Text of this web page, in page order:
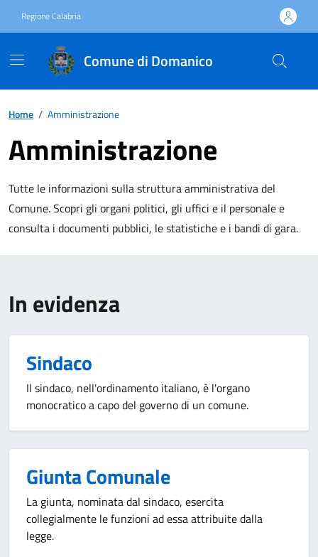
Regione Calabria
Comune di Domanico
Home / Amministrazione
Amministrazione
Tutte le informazioni sulla struttura amministrativa del
Comune. Scopri gli organi politici, gli uffici e il personale e
consulta i documenti pubblici, le statistiche e i bandi di gara.
In evidenza
Sindaco
Il sindaco, nell'ordinamento italiano, è l'organo
monocratico a capo del governo di un comune.
Giunta Comunale
La giunta, nominata dal sindaco, esercita
collegialmente le funzioni ad essa attribuite dalla
legge.